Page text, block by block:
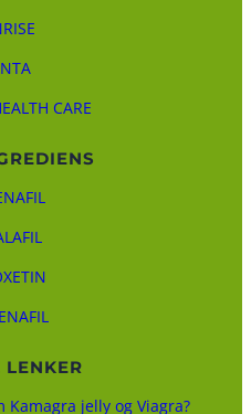
CARE
LENKER
jelly og Viagra?